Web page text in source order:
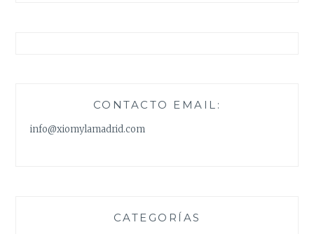
CONTACTO EMAIL:
info@xiomylamadrid.com
CATEGORÍAS